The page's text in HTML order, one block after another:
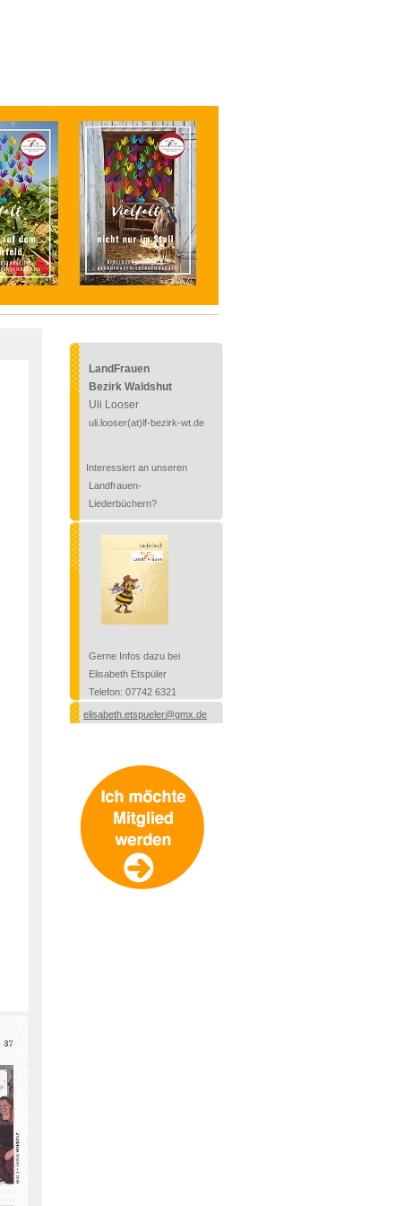
LandFrauen
Bezirk Waldshut
Uli Looser
uli.looser(at)lf-bezirk-wt.de
Interessiert an unseren
Landfrauen-
Liederbüchern?
Gerne Infos dazu bei
Elisabeth Etspüler
Telefon: 07742 6321
elisabeth.etspueler@gmx.de